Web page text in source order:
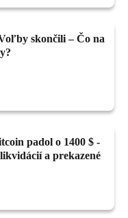
skončili – Čo na
padol o 1400 $ -
a prekazené